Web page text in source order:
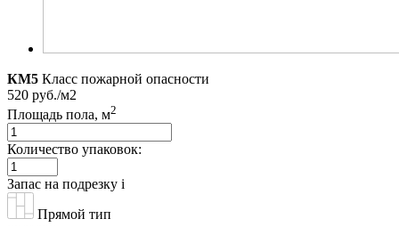
КМ5 Класс пожарной опасности
520 руб./м2
Площадь пола, м2
Количество упаковок:
Запас на подрезку i
Прямой тип